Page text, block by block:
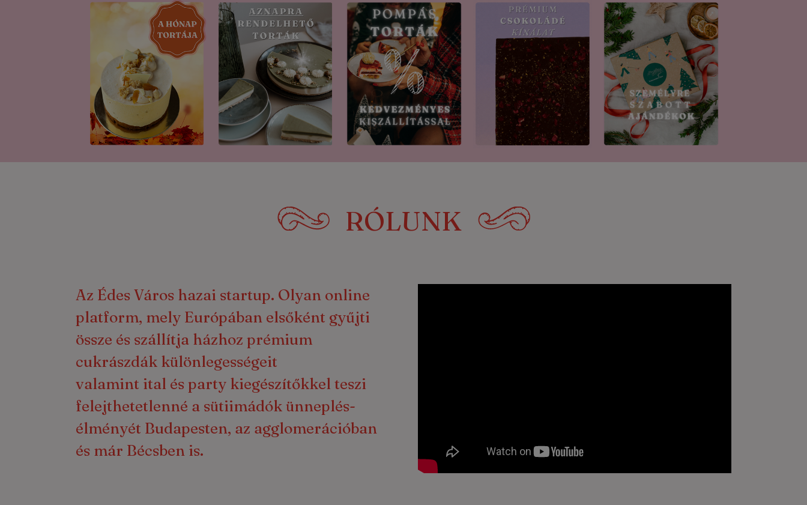
RÓLUNK
Az Édes Város hazai startup. Olyan online
platform, mely Európában elsőként gyűjti
össze és szállítja házhoz prémium
cukrászdák különlegességeit
valamint ital és party kiegészítőkkel teszi
felejthetetlenné a sütiimádók ünneplés-
élményét Budapesten, az agglomerációban
és már Bécsben is.